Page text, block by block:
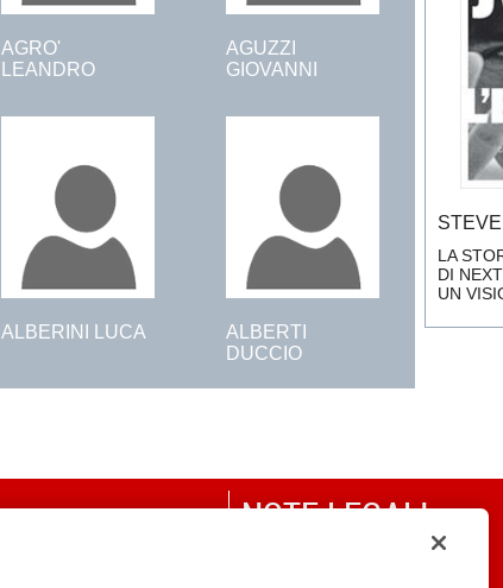
AGRO'
LEANDRO
AGUZZI
GIOVANNI
ALBERINI LUCA
ALBERTI
DUCCIO
LA
DI
UN
NOTE LEGALI